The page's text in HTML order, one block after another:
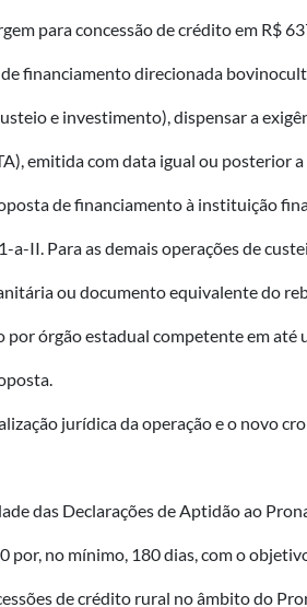
para concessão de crédito em R$
de financiamento direcionada
e investimento), dispensar a
emitida com data igual ou posterior a
de financiamento à instituição
a-II. Para as demais operações de
ou documento equivalente do
por órgão estadual competente em até
jurídica da operação e o novo
das Declarações de Aptidão ao
por, no mínimo, 180 dias, com o
de crédito rural no âmbito do